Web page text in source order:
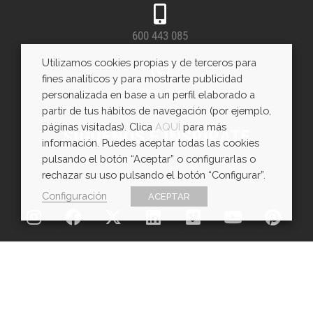
600 443 085
WhatsApp
SÍGUENOS E INSPÍRATE
Utilizamos cookies propias y de terceros para
fines analíticos y para mostrarte publicidad
personalizada en base a un perfil elaborado a
partir de tus hábitos de navegación (por ejemplo,
páginas visitadas). Clica AQUÍ para más
información. Puedes aceptar todas las cookies
pulsando el botón “Aceptar” o configurarlas o
rechazar su uso pulsando el botón “Configurar”.
Configuración
ACEPTAR